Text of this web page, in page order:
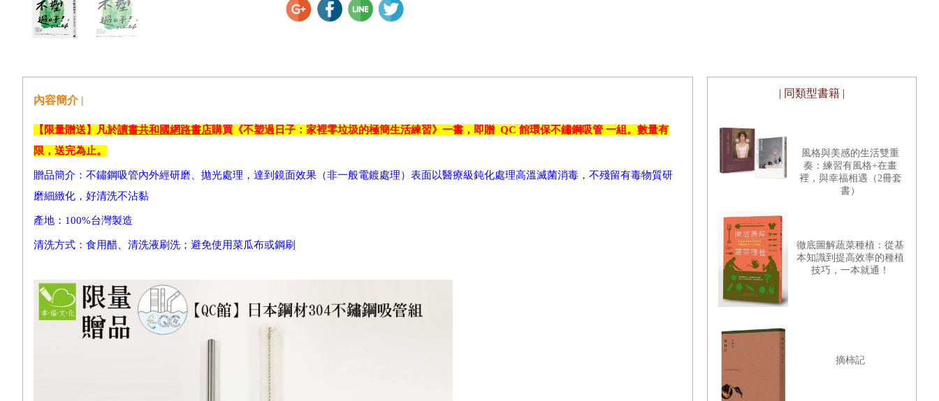
內容簡介 |
【限量贈送】凡於讀書共和國網路書店購買《不塑過日子：家裡零垃圾的極簡生活練習》一書，即贈 QC 館環保不鏽鋼吸管 一組。數量有
限，送完為止。
贈品簡介：不鏽鋼吸管內外經研磨、拋光處理，達到鏡面效果（非一般電鍍處理）表面以醫療級鈍化處理高溫滅菌消毒，不殘留有毒物質研
磨細緻化，好清洗不沾黏
產地：100%台灣製造
清洗方式：食用醋、清洗液刷洗；避免使用菜瓜布或鋼刷
| 同類型書籍 |
風格與美感的生活雙重
奏：練習有風格+在畫
裡，與幸福相遇（2冊套
書）
徹底圖解蔬菜種植：從基
本知識到提高效率的種植
技巧，一本就通！
摘柿記